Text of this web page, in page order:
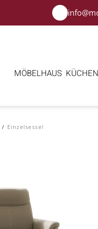
MÖBELHAUS
Einzelsessel